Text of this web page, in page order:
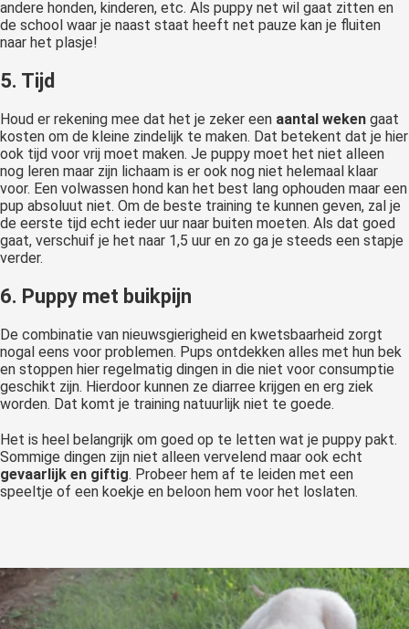
andere honden, kinderen, etc. Als puppy net wil gaat zitten en
de school waar je naast staat heeft net pauze kan je fluiten
naar het plasje!
5. Tijd
Houd er rekening mee dat het je zeker een aantal weken gaat
kosten om de kleine zindelijk te maken. Dat betekent dat je hier
ook tijd voor vrij moet maken. Je puppy moet het niet alleen
nog leren maar zijn lichaam is er ook nog niet helemaal klaar
voor. Een volwassen hond kan het best lang ophouden maar een
pup absoluut niet. Om de beste training te kunnen geven, zal je
de eerste tijd echt ieder uur naar buiten moeten. Als dat goed
gaat, verschuif je het naar 1,5 uur en zo ga je steeds een stapje
verder.
6. Puppy met buikpijn
De combinatie van nieuwsgierigheid en kwetsbaarheid zorgt
nogal eens voor problemen. Pups ontdekken alles met hun bek
en stoppen hier regelmatig dingen in die niet voor consumptie
geschikt zijn. Hierdoor kunnen ze diarree krijgen en erg ziek
worden. Dat komt je training natuurlijk niet te goede.
Het is heel belangrijk om goed op te letten wat je puppy pakt.
Sommige dingen zijn niet alleen vervelend maar ook echt
gevaarlijk en giftig. Probeer hem af te leiden met een
speeltje of een koekje en beloon hem voor het loslaten.